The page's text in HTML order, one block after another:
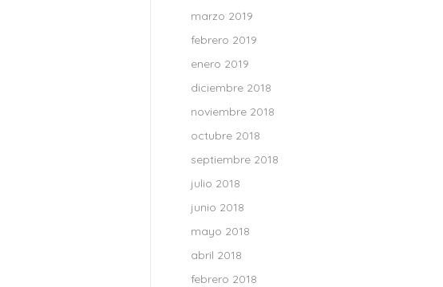
marzo 2019
febrero 2019
enero 2019
diciembre 2018
noviembre 2018
octubre 2018
septiembre 2018
julio 2018
junio 2018
mayo 2018
abril 2018
febrero 2018